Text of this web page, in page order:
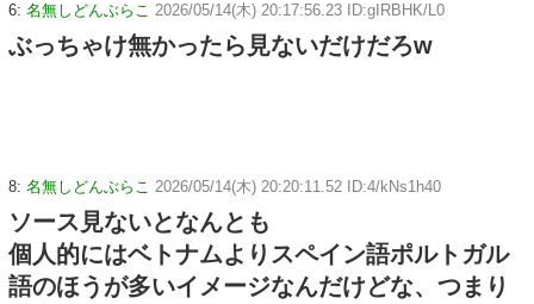
6: 名無しどんぶらこ 2026/05/14(木) 20:17:56.23 ID:gIRBHK/L0
ぶっちゃけ無かったら見ないだけだろw
8: 名無しどんぶらこ 2026/05/14(木) 20:20:11.52 ID:4/kNs1h40
ソース見ないとなんとも
個人的にはベトナムよりスペイン語ポルトガル
語のほうが多いイメージなんだけどな、つまり